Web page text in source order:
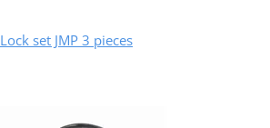
Lock set JMP 3 pieces